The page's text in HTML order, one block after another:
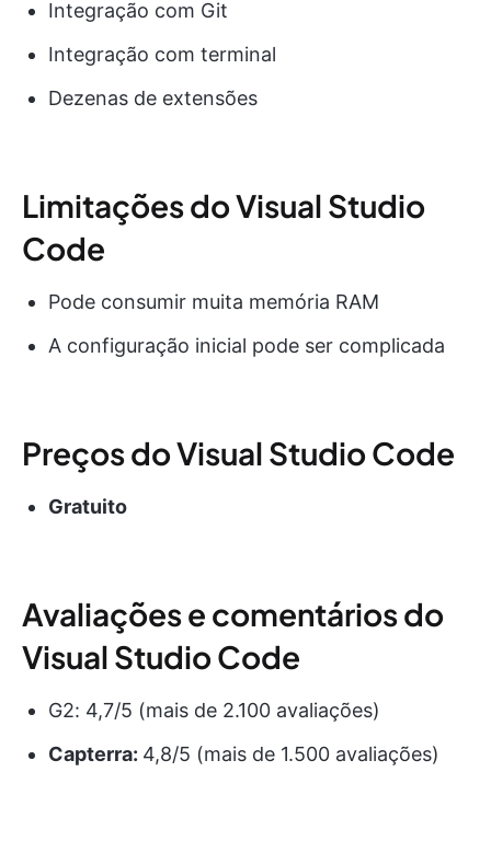
Integração com Git
Integração com terminal
Dezenas de extensões
Limitações do Visual Studio
Code
Pode consumir muita memória RAM
A configuração inicial pode ser complicada
Preços do Visual Studio Code
Gratuito
Avaliações e comentários do
Visual Studio Code
G2: 4,7/5 (mais de 2.100 avaliações)
Capterra: 4,8/5 (mais de 1.500 avaliações)